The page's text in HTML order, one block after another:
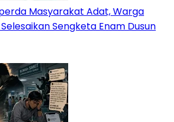
Masyarakat Adat, Warga
Sengketa Enam Dusun